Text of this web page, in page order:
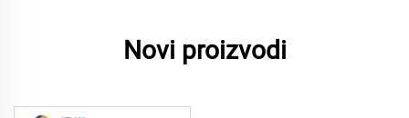
Novi proizvodi